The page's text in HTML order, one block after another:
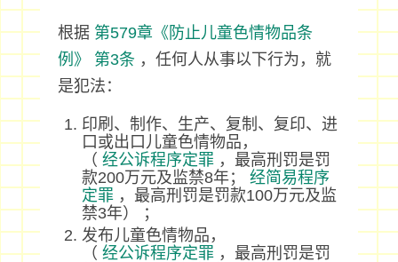
根据 第579章《防止儿童色情物品条
例》
第3条，任何人从事以下行为，就
是犯法：
印刷、制作、生产、复制、复印、进
口或出口儿童色情物品，
（ 经公诉程序定罪，最高刑罚是罚
款200万元及监禁8年； 经简易程序
定罪，最高刑罚是罚款100万元及监
禁3年） ；
发布儿童色情物品，
（ 经公诉程序定罪，最高刑罚是罚